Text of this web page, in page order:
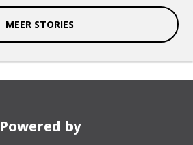
MEER STORIES
Powered by